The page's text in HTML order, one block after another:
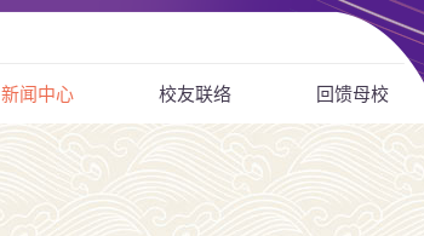
新闻中心 校友联络 回馈母校